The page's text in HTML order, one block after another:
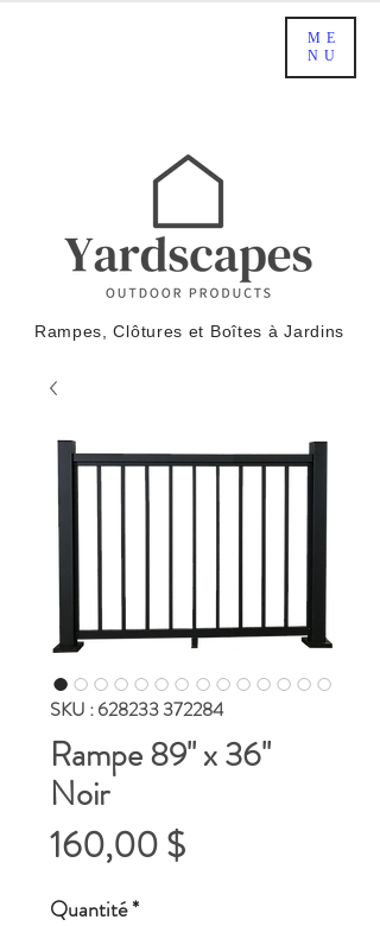
ME
NU
Rampes, Clôtures et Boîtes à Jardins
SKU : 628233 372284
Rampe 89'' x 36''
Noir
160,00 $Prix
Quantité*